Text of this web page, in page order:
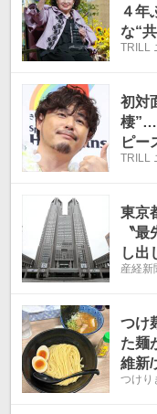
４年
な“
TRILL
初対
棲”…
ピー
TRILL
東京
〝
し出
産経新
つけ
た麺
維新/
つけり